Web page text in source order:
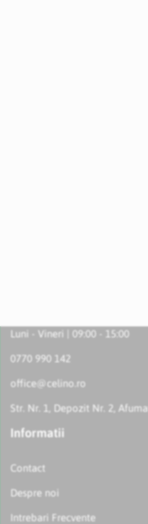
Luni - Vineri | 09:00 - 15:00
0770 990 142
office@celino.ro
Str. Nr. 1, Depozit Nr. 2,
Informatii
Contact
Despre noi
Intrebari Frecvente